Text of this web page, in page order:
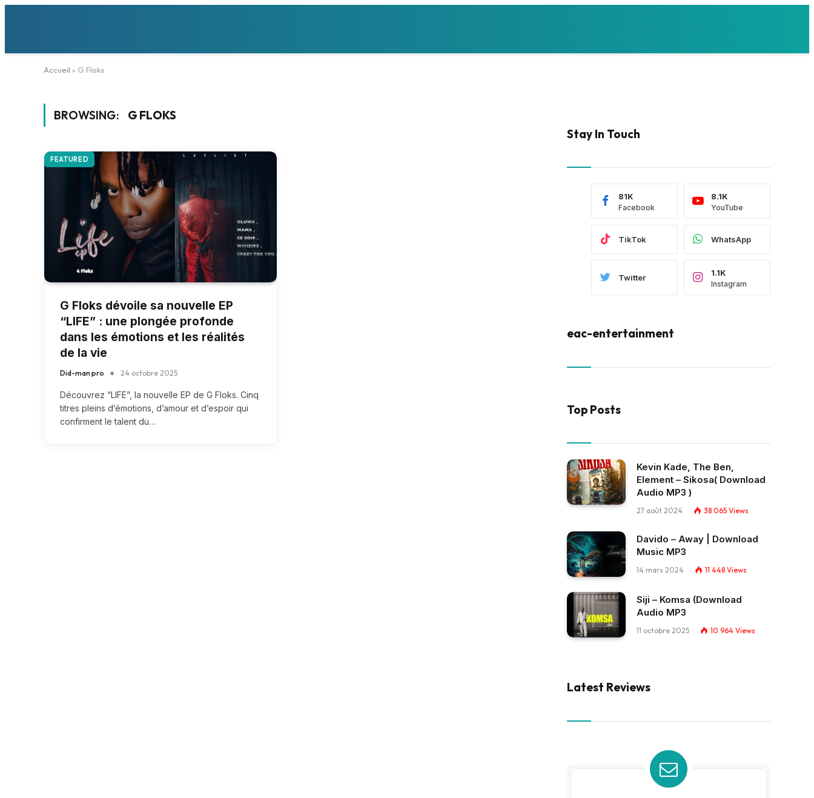
Accueil » G Floks
BROWSING: G FLOKS
FEATURED
G Floks dévoile sa nouvelle EP
“LIFE” : une plongée profonde
dans les émotions et les réalités
de la vie
Did-man pro 24 octobre 2025
Découvrez “LIFE”, la nouvelle EP de G Floks. Cinq
titres pleins d’émotions, d’amour et d’espoir qui
confirment le talent du…
Stay In Touch
Facebook
81K
YouTube
8.1K
TikTok WhatsApp
Twitter
Instagram
1.1K
eac-entertainment
Top Posts
Kevin Kade, The Ben,
Element – Sikosa( Download
Audio MP3 )
27 août 2024 38 065 Views
Davido – Away | Download
Music MP3
14 mars 2024 11 448 Views
Siji – Komsa (Download
Audio MP3
11 octobre 2025 10 964 Views
Latest Reviews